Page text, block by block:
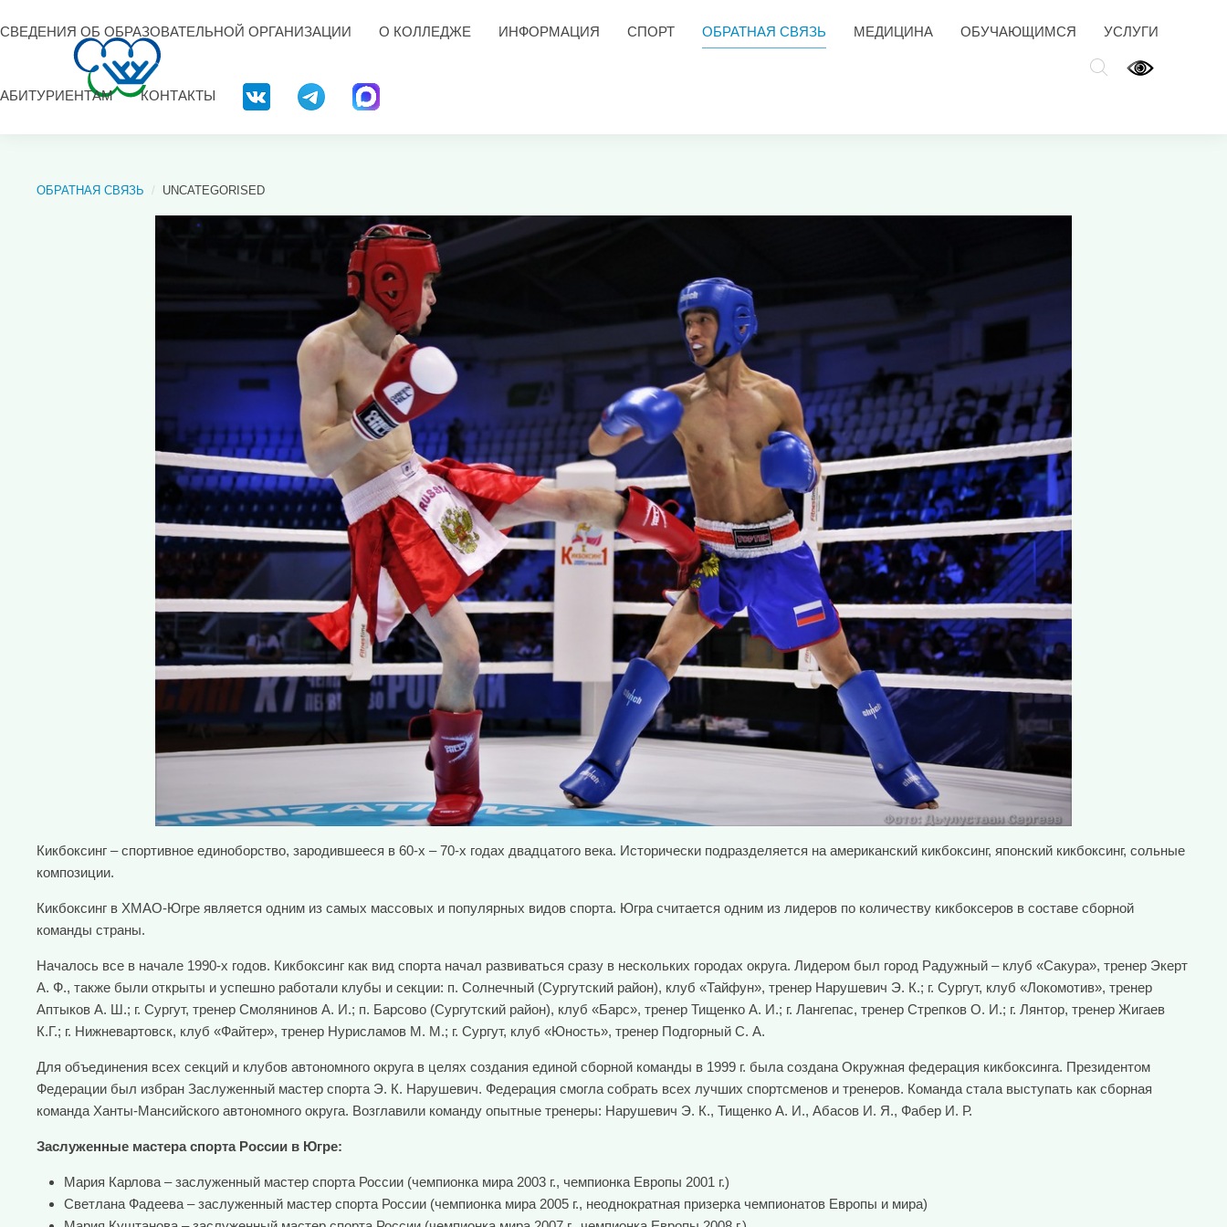
СВЕДЕНИЯ ОБ ОБРАЗОВАТЕЛЬНОЙ ОРГАНИЗАЦИИ О КОЛЛЕДЖЕ ИНФОРМАЦИЯ СПОРТ ОБРАТНАЯ СВЯЗЬ МЕДИЦИНА ОБУЧАЮЩИМСЯ УСЛУГИ
АБИТУРИЕНТАМ КОНТАКТЫ
ОБРАТНАЯ СВЯЗЬ UNCATEGORISED
Кикбоксинг – спортивное единоборство, зародившееся в 60-х – 70-х годах двадцатого века. Исторически подразделяется на американский кикбоксинг, японский кикбоксинг, сольные
композиции.
Кикбоксинг в ХМАО-Югре является одним из самых массовых и популярных видов спорта. Югра считается одним из лидеров по количеству кикбоксеров в составе сборной
команды страны.
Началось все в начале 1990-х годов. Кикбоксинг как вид спорта начал развиваться сразу в нескольких городах округа. Лидером был город Радужный – клуб «Сакура», тренер Экерт
А. Ф., также были открыты и успешно работали клубы и секции: п. Солнечный (Сургутский район), клуб «Тайфун», тренер Нарушевич Э. К.; г. Сургут, клуб «Локомотив», тренер
Аптыков А. Ш.; г. Сургут, тренер Смолянинов А. И.; п. Барсово (Сургутский район), клуб «Барс», тренер Тищенко А. И.; г. Лангепас, тренер Стрепков О. И.; г. Лянтор, тренер Жигаев
К.Г.; г. Нижневартовск, клуб «Файтер», тренер Нурисламов М. М.; г. Сургут, клуб «Юность», тренер Подгорный С. А.
Для объединения всех секций и клубов автономного округа в целях создания единой сборной команды в 1999 г. была создана Окружная федерация кикбоксинга. Президентом
Федерации был избран Заслуженный мастер спорта Э. К. Нарушевич. Федерация смогла собрать всех лучших спортсменов и тренеров. Команда стала выступать как сборная
команда Ханты-Мансийского автономного округа. Возглавили команду опытные тренеры: Нарушевич Э. К., Тищенко А. И., Абасов И. Я., Фабер И. Р.
Заслуженные мастера спорта России в Югре:
Мария Карлова – заслуженный мастер спорта России (чемпионка мира 2003 г., чемпионка Европы 2001 г.)
Светлана Фадеева – заслуженный мастер спорта России (чемпионка мира 2005 г., неоднократная призерка чемпионатов Европы и мира)